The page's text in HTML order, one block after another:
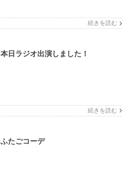
続きを読む
本日ラジオ出演しました！
続きを読む
ふたごコーデ